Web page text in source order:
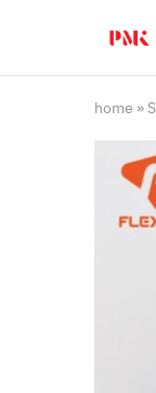
PMK
ผู้
ผลิต
สินค้า
สร้าง
แบร
เสื้อ
ยูนิฟ
พร้อม
ผู้
เสื้อ
โปโล
ยูนิฟ
บริษัท
มาต
อุตส
home »